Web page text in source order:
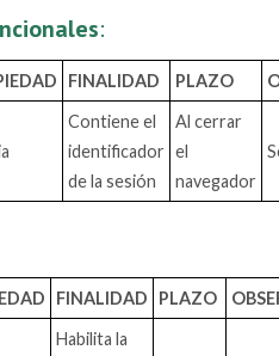
:
FINALIDAD PLAZO
Contiene el
identificador
de la sesión
Al cerrar
el
navegador
FINALIDAD PLAZO
Habilita la